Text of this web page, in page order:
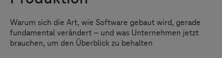
Warum sich die Art, wie Software gebaut wird, gerade
fundamental verändert – und was Unternehmen jetzt
brauchen, um den Überblick zu behalten